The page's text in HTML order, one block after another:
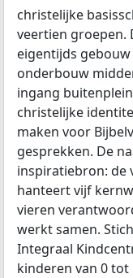
christelijke
veertien groepen.
eigentijds
onderbouw
ingang
christelijke
maken voor
gesprekken. De
inspiratiebron: de
hanteert vijf
vieren
werkt samen.
Integraal
kinderen van 0 tot